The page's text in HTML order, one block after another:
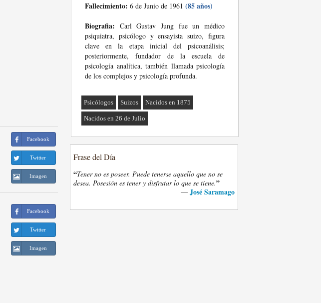
Facebook
Twitter
Imagen
Facebook
Twitter
Imagen
Fallecimiento: 6 de Junio de 1961 (85 años)
Biografia: Carl Gustav Jung fue un médico
psiquiatra, psicólogo y ensayista suizo, figura
clave en la etapa inicial del psicoanálisis;
posteriormente, fundador de la escuela de
psicología analítica, también llamada psicología
de los complejos y psicología profunda.
Psicólogos Suizos Nacidos en 1875
Nacidos en 26 de Julio
Frase del Día
“Tener no es poseer. Puede tenerse aquello que no se
desea. Posesión es tener y disfrutar lo que se tiene.”
— José Saramago